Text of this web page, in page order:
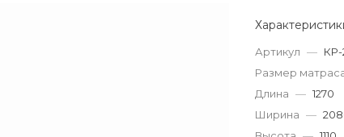
Артикул — КР-
Размер
Длина — 1270
Ширина —